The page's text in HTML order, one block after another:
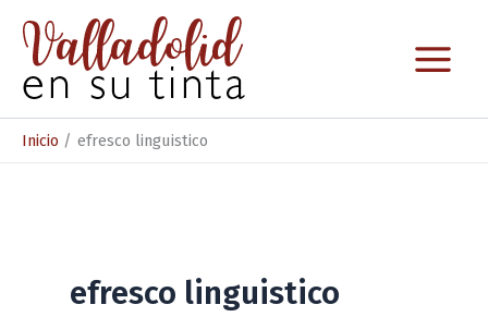
contenido
Inicio efresco linguistico
efresco linguistico